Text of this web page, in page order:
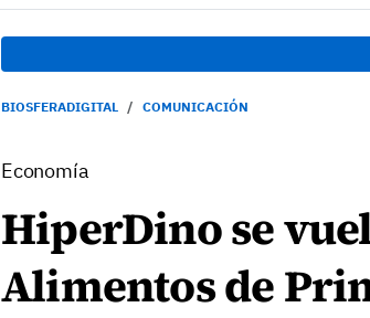
BIOSFERADIGITAL COMUNICACIÓN
Economía
HiperDino se
Alimentos de